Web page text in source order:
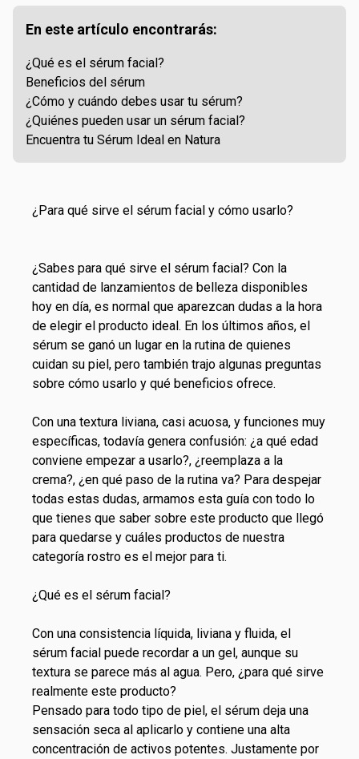
En este artículo encontrarás:
¿Qué es el sérum facial?
Beneficios del sérum
¿Cómo y cuándo debes usar tu sérum?
¿Quiénes pueden usar un sérum facial?
Encuentra tu Sérum Ideal en Natura
¿Para qué sirve el sérum facial y cómo usarlo?
¿Sabes para qué sirve el sérum facial? Con la
cantidad de lanzamientos de belleza disponibles
hoy en día, es normal que aparezcan dudas a la hora
de elegir el producto ideal. En los últimos años, el
sérum se ganó un lugar en la rutina de quienes
cuidan su piel, pero también trajo algunas preguntas
sobre cómo usarlo y qué beneficios ofrece.
Con una textura liviana, casi acuosa, y funciones muy
específicas, todavía genera confusión: ¿a qué edad
conviene empezar a usarlo?, ¿reemplaza a la
crema?, ¿en qué paso de la rutina va? Para despejar
todas estas dudas, armamos esta guía con todo lo
que tienes que saber sobre este producto que llegó
para quedarse y cuáles productos de nuestra
categoría rostro es el mejor para ti.
¿Qué es el sérum facial?
Con una consistencia líquida, liviana y fluida, el
sérum facial puede recordar a un gel, aunque su
textura se parece más al agua. Pero, ¿para qué sirve
realmente este producto?
Pensado para todo tipo de piel, el sérum deja una
sensación seca al aplicarlo y contiene una alta
concentración de activos potentes. Justamente por